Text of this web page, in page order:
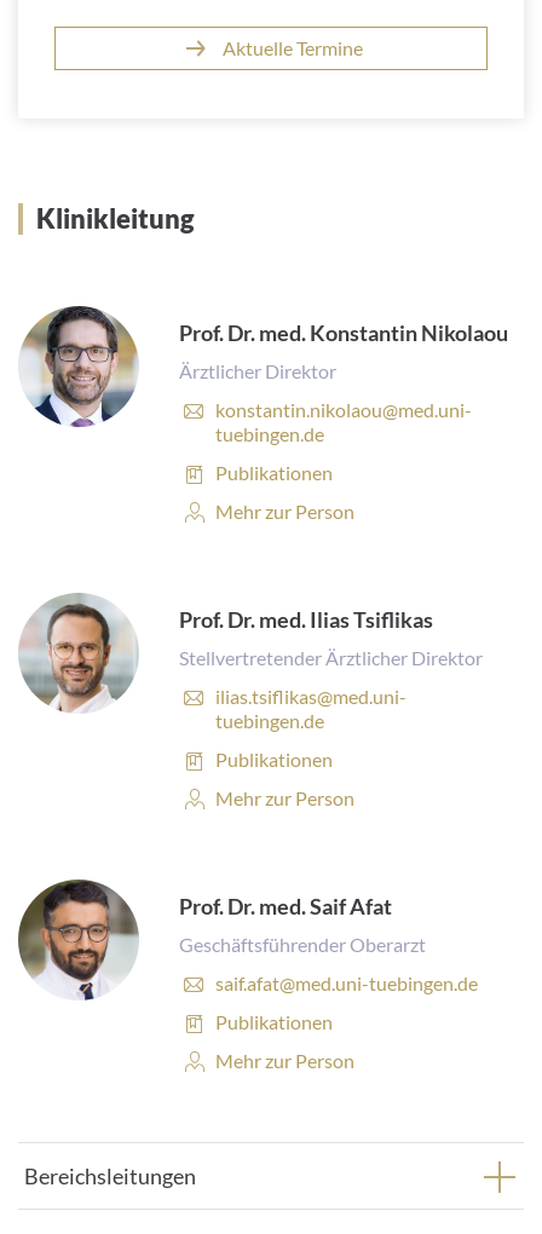
Aktuelle Termine
Klinikleitung
Prof. Dr. med. Konstantin Nikolaou
Ärztlicher Direktor
E
-
a
i
r
e
s
e
konstantin.nikolaou@med.uni-
tuebingen.de
Publikationen:
Publikationen
Personenprofil:
Mehr zur Person
Prof. Dr. med. Ilias Tsiflikas
Stellvertretender Ärztlicher Direktor
E
-
a
i
r
e
s
:
ilias.tsiflikas@med.uni-
tuebingen.de
Publikationen:
Publikationen
Personenprofil:
Mehr zur Person
Prof. Dr. med. Saif Afat
Geschäftsführender Oberarzt
E
M
a
A
saif.afat@med.uni-tuebingen.de
Publikationen:
Publikationen
Personenprofil:
Mehr zur Person
Bereichsleitungen